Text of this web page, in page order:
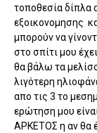
τοποθεσία δίπλα
εξοικονομησης
μπορούν να
στο σπίτι μου
θα βάλω τα
λιγότερη
απο τις 3 το
ερώτηση μου
ΑΡΚΕΤΟΣ η αν θα